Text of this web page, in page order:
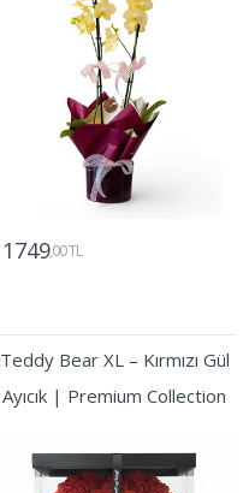
1749,00 TL
Teddy Bear XL – Kırmızı Gül
Ayıcık | Premium Collection